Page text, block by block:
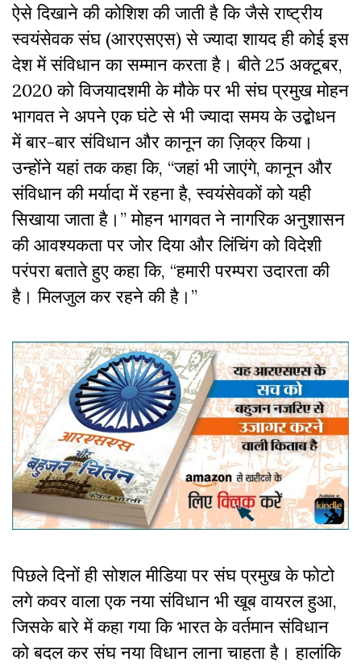
ऐसे दिखाने की कोशिश की जाती है कि जैसे राष्ट्रीय
स्वयंसेवक संघ (आरएसएस) से ज्यादा शायद ही कोई इस
देश में संविधान का सम्मान करता है। बीते 25 अक्टूबर,
2020 को विजयादशमी के मौके पर भी संघ प्रमुख मोहन
भागवत ने अपने एक घंटे से भी ज्यादा समय के उद्बोधन
में बार-बार संविधान और कानून का ज़िक्र किया।
उन्होंने यहां तक कहा कि, “जहां भी जाएंगे, कानून और
संविधान की मर्यादा में रहना है, स्वयंसेवकों को यही
सिखाया जाता है।” मोहन भागवत ने नागरिक अनुशासन
की आवश्यकता पर जोर दिया और लिंचिंग को विदेशी
परंपरा बताते हुए कहा कि, “हमारी परम्परा उदारता की
है। मिलजुल कर रहने की है।”
पिछले दिनों ही सोशल मीडिया पर संघ प्रमुख के फोटो
लगे कवर वाला एक नया संविधान भी खूब वायरल हुआ,
जिसके बारे में कहा गया कि भारत के वर्तमान संविधान
को बदल कर संघ नया विधान लाना चाहता है। हालांकि